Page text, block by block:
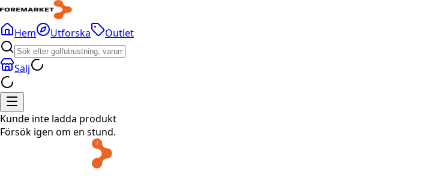
Hem Utforska Outlet
Sälj
Kunde inte ladda produkt
Försök igen om en stund.